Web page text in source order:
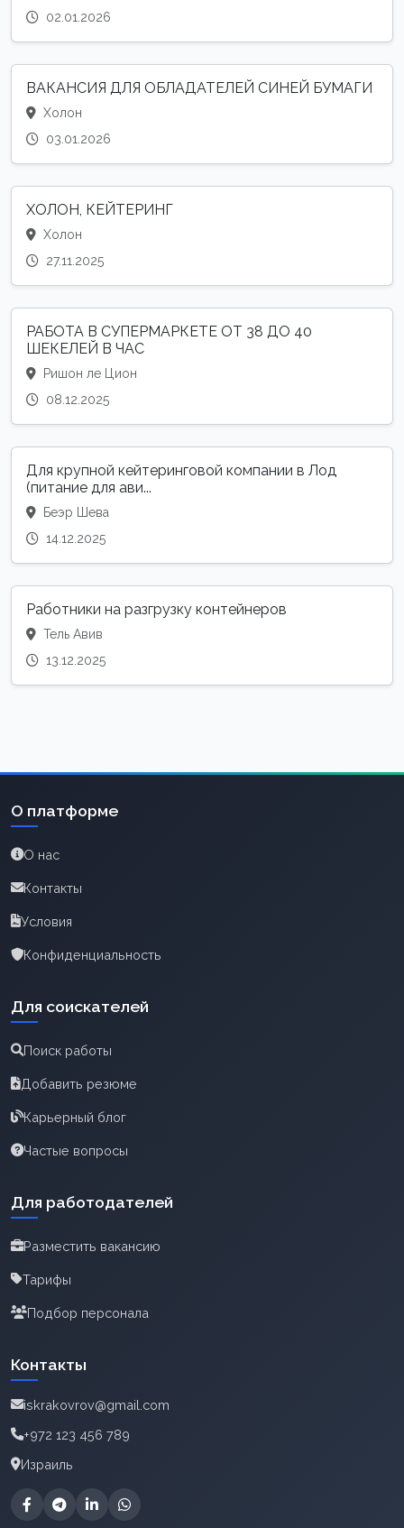
02.01.2026
ВАКАНСИЯ ДЛЯ ОБЛАДАТЕЛЕЙ СИНЕЙ БУМАГИ
Холон
03.01.2026
ХОЛОН, КЕЙТЕРИНГ
Холон
27.11.2025
РАБОТА В СУПЕРМАРКЕТЕ ОТ 38 ДО 40
ШЕКЕЛЕЙ В ЧАС
Ришон ле Цион
08.12.2025
Для крупной кейтеринговой компании в Лод
(питание для ави...
Беэр Шева
14.12.2025
Работники на разгрузку контейнеров
Тель Авив
13.12.2025
О платформе
О нас
Контакты
Условия
Конфиденциальность
Для соискателей
Поиск работы
Добавить резюме
Карьерный блог
Частые вопросы
Для работодателей
Разместить вакансию
Тарифы
Подбор персонала
Контакты
iskrakovrov@gmail.com
+972 123 456 789
Израиль